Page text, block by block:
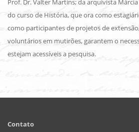
Prof. Dr. Valter Martins; da arquivista
do curso de História, que ora como
como participantes de projetos de
voluntários em mutirões, garantem o
estejam acessíveis a pesquisa.
Contato